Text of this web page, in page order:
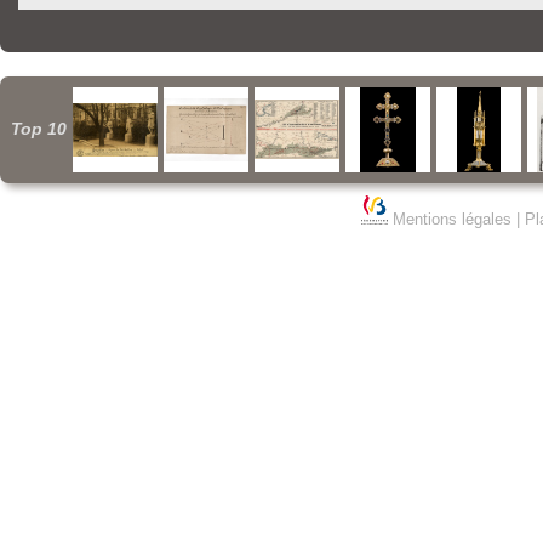
Top 10
Mentions légales